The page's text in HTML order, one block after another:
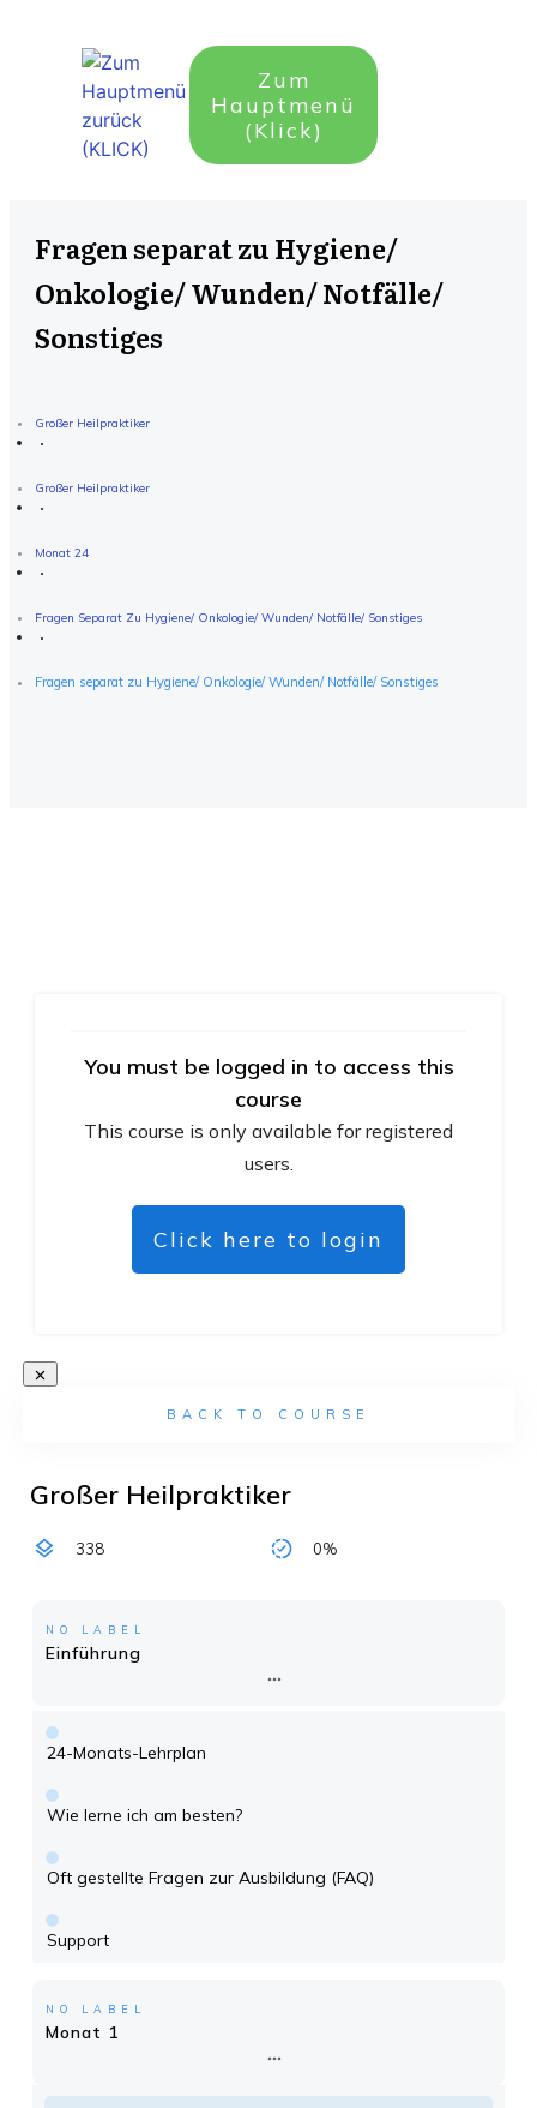
Zum
Hauptmenü
(Klick)
Fragen separat zu Hygiene/
Onkologie/ Wunden/ Notfälle/
Sonstiges
Großer Heilpraktiker
Großer Heilpraktiker
Monat 24
Fragen Separat Zu Hygiene/ Onkologie/ Wunden/ Notfälle/ Sonstiges
Fragen separat zu Hygiene/ Onkologie/ Wunden/ Notfälle/ Sonstiges
You must be logged in to access this
course
This course is only available for registered
users.
Click here to login
BACK TO COURSE
Großer Heilpraktiker
338 0%
NO LABEL
Einführung
24-Monats-Lehrplan
Wie lerne ich am besten?
Oft gestellte Fragen zur Ausbildung (FAQ)
Support
NO LABEL
Monat 1